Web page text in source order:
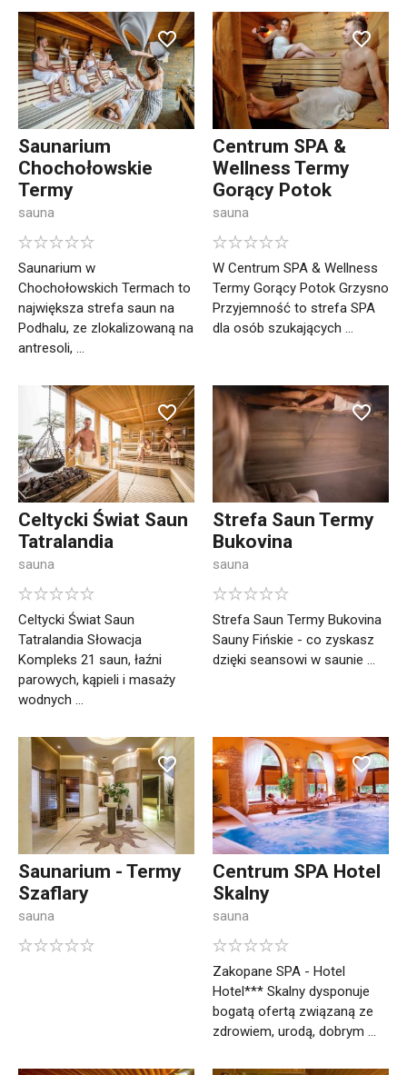
Saunarium
Chochołowskie
Termy
sauna
Saunarium w
Chochołowskich Termach to
największa strefa saun na
Podhalu, ze zlokalizowaną na
antresoli, ...
Centrum SPA &
Wellness Termy
Gorący Potok
sauna
W Centrum SPA & Wellness
Termy Gorący Potok Grzysno
Przyjemność to strefa SPA
dla osób szukających ...
Celtycki Świat Saun
Tatralandia
sauna
Celtycki Świat Saun
Tatralandia Słowacja
Kompleks 21 saun, łaźni
parowych, kąpieli i masaży
wodnych ...
Strefa Saun Termy
Bukovina
sauna
Strefa Saun Termy Bukovina
Sauny Fińskie - co zyskasz
dzięki seansowi w saunie ...
Saunarium - Termy
Szaflary
sauna
Centrum SPA Hotel
Skalny
sauna
Zakopane SPA - Hotel
Hotel*** Skalny dysponuje
bogatą ofertą związaną ze
zdrowiem, urodą, dobrym ...